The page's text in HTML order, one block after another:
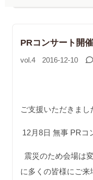
PRコンサート開
vol.4 2016-12-10
ご支援いただきまし
12月8日 無事 PRコ
震災のため会場は
に多くの皆様にご来